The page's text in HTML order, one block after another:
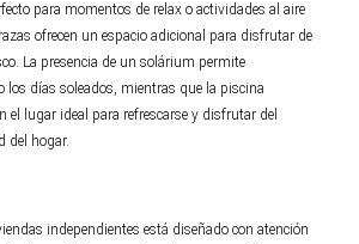
para momentos de relax o actividades al aire
ofrecen un espacio adicional para disfrutar de
La presencia de un solárium permite
los días soleados, mientras que la piscina
el lugar ideal para refrescarse y disfrutar del
del hogar.
independientes está diseñado con atención